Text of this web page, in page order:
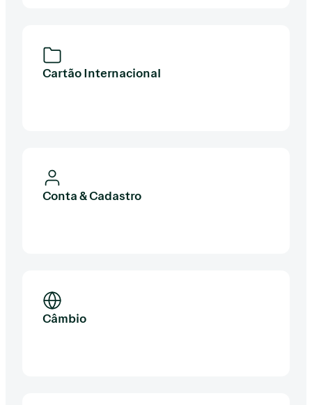
Cartão Internacional
Conta & Cadastro
Câmbio